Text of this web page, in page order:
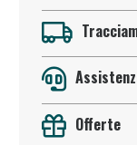
Offerte